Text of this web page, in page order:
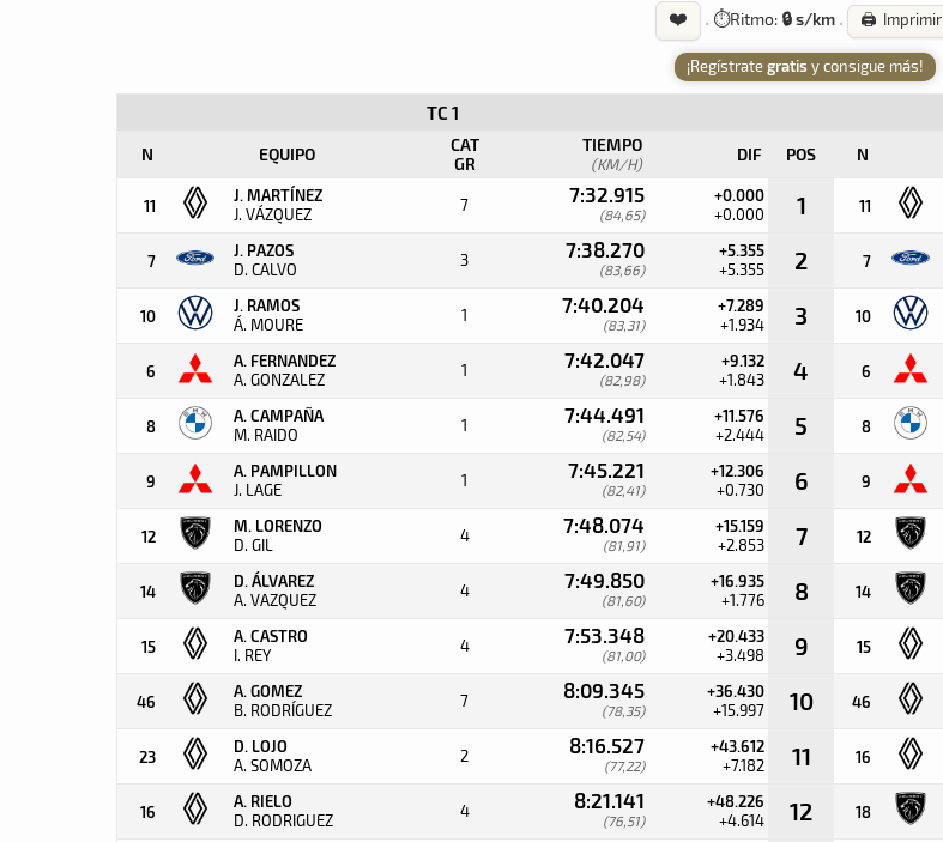
❤️ · ⏱️Ritmo: 🔒 s/km · 🖨️ Imprimir
¡Regístrategratis y consigue más!
TC 1
N EQUIPO
CAT
GR
TIEMPO
(KM/H) DIF POS N
11
J. MARTÍNEZ
J. VÁZQUEZ 7 7:32.915
(84,65)
+0.000
+0.000 1 11
7
J. PAZOS
D. CALVO 3 7:38.270
(83,66)
+5.355
+5.355 2 7
10
J. RAMOS
Á. MOURE 1 7:40.204
(83,31)
+7.289
+1.934 3 10
6
A. FERNANDEZ
A. GONZALEZ 1 7:42.047
(82,98)
+9.132
+1.843 4 6
8
A. CAMPAÑA
M. RAIDO 1 7:44.491
(82,54)
+11.576
+2.444 5 8
9
A. PAMPILLON
J. LAGE 1 7:45.221
(82,41)
+12.306
+0.730 6 9
12
M. LORENZO
D. GIL 4 7:48.074
(81,91)
+15.159
+2.853 7 12
14
D. ÁLVAREZ
A. VAZQUEZ 4 7:49.850
(81,60)
+16.935
+1.776 8 14
15
A. CASTRO
I. REY 4 7:53.348
(81,00)
+20.433
+3.498 9 15
46
A. GOMEZ
B. RODRÍGUEZ 7 8:09.345
(78,35)
+36.430
+15.997 10 46
23
D. LOJO
A. SOMOZA 2 8:16.527
(77,22)
+43.612
+7.182 11 16
16
A. RIELO
D. RODRIGUEZ 4 8:21.141
(76,51)
+48.226
+4.614 12 18